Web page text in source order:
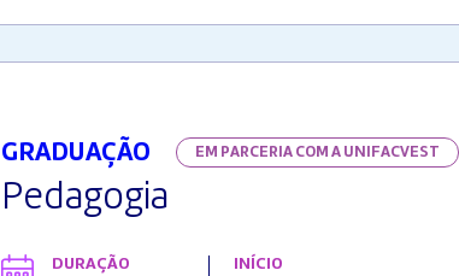
GRADUAÇÃO EM PARCERIA COM A UNIFACVEST
Pedagogia
DURAÇÃO
INÍCIO